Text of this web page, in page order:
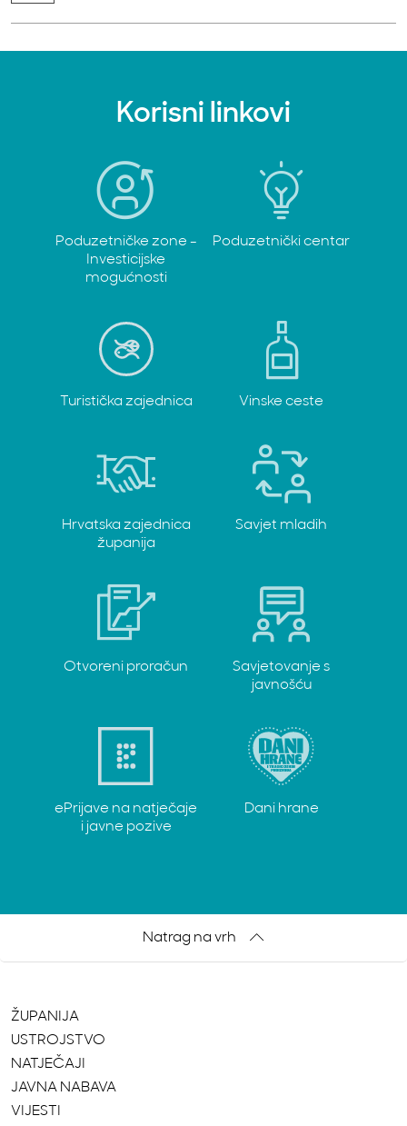
Korisni linkovi
Poduzetničke zone -
Investicijske
mogućnosti
Poduzetnički centar
Turistička zajednica Vinske ceste
Hrvatska zajednica
županija
Savjet mladih
Otvoreni proračun
Savjetovanje s
javnošću
ePrijave na natječaje
i javne pozive
Dani hrane
Natrag na vrh
ŽUPANIJA
USTROJSTVO
NATJEČAJI
JAVNA NABAVA
VIJESTI